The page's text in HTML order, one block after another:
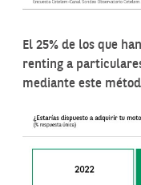
El 25% de los que
renting a
mediante este